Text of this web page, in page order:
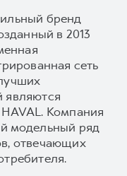
бренд
в 2013
сеть
являются
Компания
модельный ряд
отвечающих